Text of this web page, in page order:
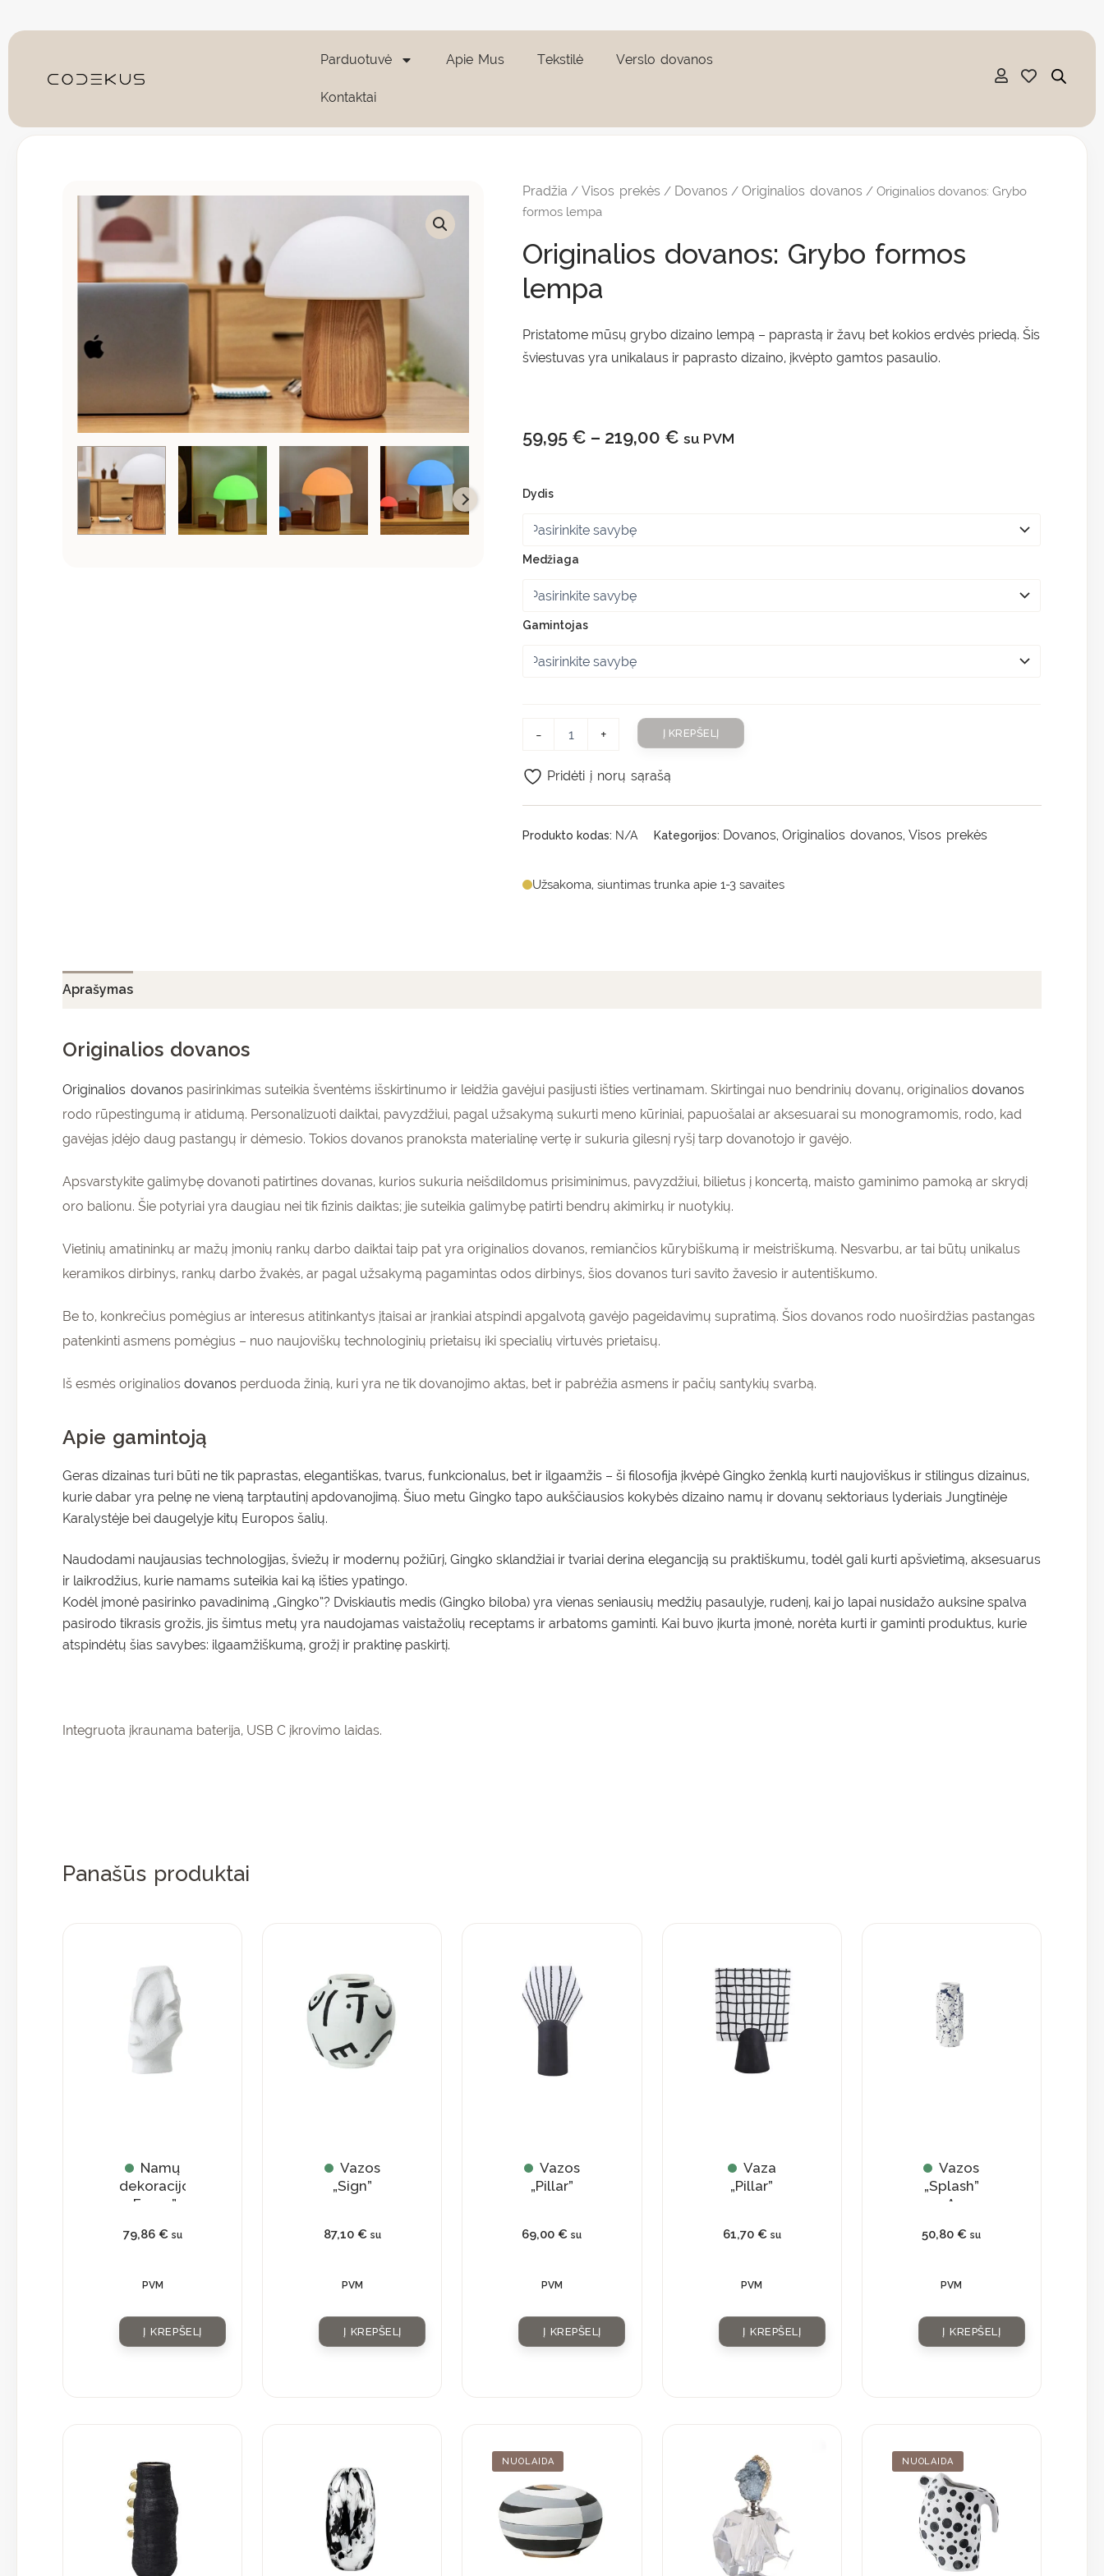
prie
Parduotuvė Apie Mus Tekstilė Verslo dovanos
Kontaktai
Pradžia /Visos prekės / Dovanos /Originalios dovanos / Originalios dovanos: Grybo
formos lempa
Originalios dovanos: Grybo formos
lempa
Pristatome mūsų grybo dizaino lempą – paprastą ir žavų bet kokios erdvės priedą. Šis
šviestuvas yra unikalaus ir paprasto dizaino, įkvėpto gamtos pasaulio.
59,95 € – 219,00 €
through
219,00 €
su PVM
Dydis
Medžiaga
Gamintojas
-
dovanos:
Grybo
lempa
+ Į KREPŠELĮ
Produkto kodas: N/A Kategorijos: Dovanos,Originalios dovanos,Visos prekės
Užsakoma, siuntimas trunka apie 1-3 savaites
Pridėti į norų sąrašą
Aprašymas
Originalios dovanos
Originalios dovanos pasirinkimas suteikia šventėms išskirtinumo ir leidžia gavėjui pasijusti išties vertinamam. Skirtingai nuo bendrinių dovanų, originalios dovanos
rodo rūpestingumą ir atidumą. Personalizuoti daiktai, pavyzdžiui, pagal užsakymą sukurti meno kūriniai, papuošalai ar aksesuarai su monogramomis, rodo, kad
gavėjas įdėjo daug pastangų ir dėmesio. Tokios dovanos pranoksta materialinę vertę ir sukuria gilesnį ryšį tarp dovanotojo ir gavėjo.
Apsvarstykite galimybę dovanoti patirtines dovanas, kurios sukuria neišdildomus prisiminimus, pavyzdžiui, bilietus į koncertą, maisto gaminimo pamoką ar skrydį
oro balionu. Šie potyriai yra daugiau nei tik fizinis daiktas; jie suteikia galimybę patirti bendrų akimirkų ir nuotykių.
Vietinių amatininkų ar mažų įmonių rankų darbo daiktai taip pat yra originalios dovanos, remiančios kūrybiškumą ir meistriškumą. Nesvarbu, ar tai būtų unikalus
keramikos dirbinys, rankų darbo žvakės, ar pagal užsakymą pagamintas odos dirbinys, šios dovanos turi savito žavesio ir autentiškumo.
Be to, konkrečius pomėgius ar interesus atitinkantys įtaisai ar įrankiai atspindi apgalvotą gavėjo pageidavimų supratimą. Šios dovanos rodo nuoširdžias pastangas
patenkinti asmens pomėgius – nuo naujoviškų technologinių prietaisų iki specialių virtuvės prietaisų.
Iš esmės originalios dovanos perduoda žinią, kuri yra ne tik dovanojimo aktas, bet ir pabrėžia asmens ir pačių santykių svarbą.
Apie gamintoją
Geras dizainas turi būti ne tik paprastas, elegantiškas, tvarus, funkcionalus, bet ir ilgaamžis – ši filosofija įkvėpė Gingko ženklą kurti naujoviškus ir stilingus dizainus,
kurie dabar yra pelnę ne vieną tarptautinį apdovanojimą. Šiuo metu Gingko tapo aukščiausios kokybės dizaino namų ir dovanų sektoriaus lyderiais Jungtinėje
Karalystėje bei daugelyje kitų Europos šalių.
Naudodami naujausias technologijas, šviežų ir modernų požiūrį, Gingko sklandžiai ir tvariai derina eleganciją su praktiškumu, todėl gali kurti apšvietimą, aksesuarus
ir laikrodžius, kurie namams suteikia kai ką išties ypatingo.
Kodėl įmonė pasirinko pavadinimą „Gingko”? Dviskiautis medis (Gingko biloba) yra vienas seniausių medžių pasaulyje, rudenį, kai jo lapai nusidažo auksine spalva
pasirodo tikrasis grožis, jis šimtus metų yra naudojamas vaistažolių receptams ir arbatoms gaminti. Kai buvo įkurta įmonė, norėta kurti ir gaminti produktus, kurie
atspindėtų šias savybes: ilgaamžiškumą, grožį ir praktinę paskirtį.
Integruota įkraunama baterija, USB C įkrovimo laidas.
Panašūs produktai
Namų
dekoracijos
„Faces”
79,86 € su
PVM
Į KREPŠELĮ
Vazos
„Sign”
87,10 € su
PVM
Į KREPŠELĮ
Vazos
„Pillar”
69,00€ su
PVM
Į KREPŠELĮ
Vaza
„Pillar”
61,70 € su
PVM
Į KREPŠELĮ
Vazos
„Splash”
A
50,80€ su
PVM
Į KREPŠELĮ
NUOLAIDA
price
was:
price
is:
NUOLAIDA
price
was:
price
is: